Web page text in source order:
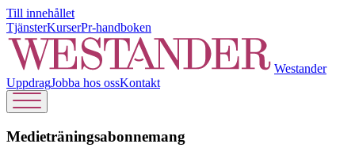
Till innehållet
TjänsterKurserPr-handboken
Westander
UppdragJobba hos ossKontakt
Medietränings­abonnemang